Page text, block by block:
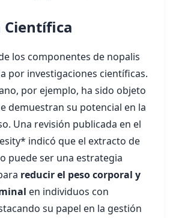
Científica
los componentes de nopalis
por investigaciones científicas.
por ejemplo, ha sido objeto
demuestran su potencial en la
Una revisión publicada en el
indicó que el extracto de
puede ser una estrategia
reducir el peso corporal y
en individuos con
su papel en la gestión